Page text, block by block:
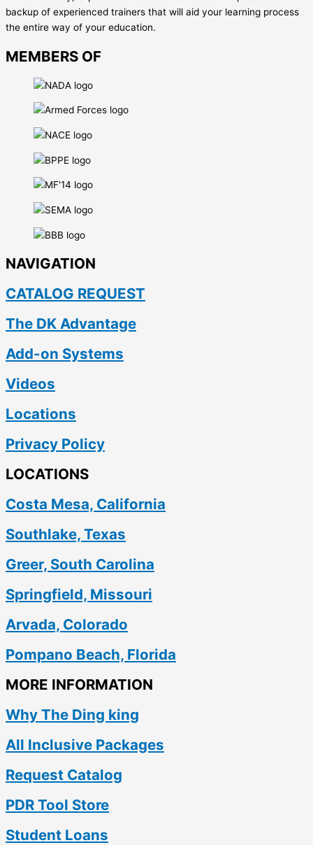
backup of experienced trainers that will aid your learning process
the entire way of your education.
MEMBERS OF
NAVIGATION
CATALOG REQUEST
The DK Advantage
Add-on Systems
Videos
Locations
Privacy Policy
LOCATIONS
Costa Mesa, California
Southlake, Texas
Greer, South Carolina
Springfield, Missouri
Arvada, Colorado
Pompano Beach, Florida
MORE INFORMATION
Why The Ding king
All Inclusive Packages
Request Catalog
PDR Tool Store
Student Loans